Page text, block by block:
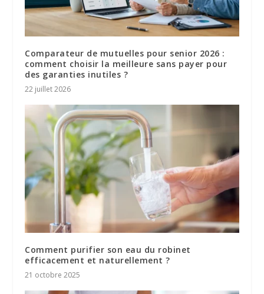
Comparateur de mutuelles pour senior 2026 :
comment choisir la meilleure sans payer pour
des garanties inutiles ?
22 juillet 2026
Comment purifier son eau du robinet
efficacement et naturellement ?
21 octobre 2025